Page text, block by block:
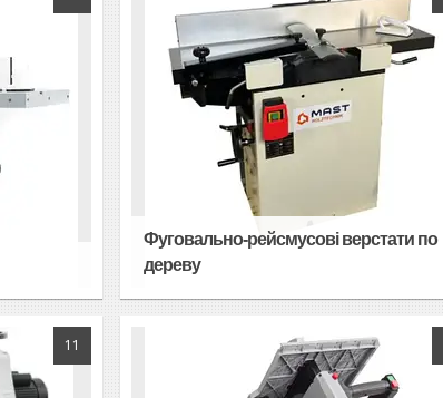
Фуговально-рейсмусові верстати по
дереву
11